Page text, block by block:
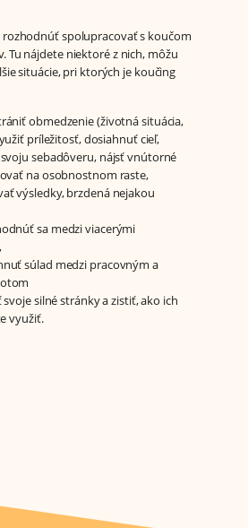
rozhodnúť spolupracovať s koučom
Tu nájdete niektoré z nich, môžu
situácie, pri ktorých je koučing
obmedzenie (životná situácia,
príležitosť, dosiahnuť cieľ,
sebadôveru, nájsť vnútorné
na osobnostnom raste,
výsledky, brzdená nejakou
sa medzi viacerými
súlad medzi pracovným a
silné stránky a zistiť, ako ich
využiť.